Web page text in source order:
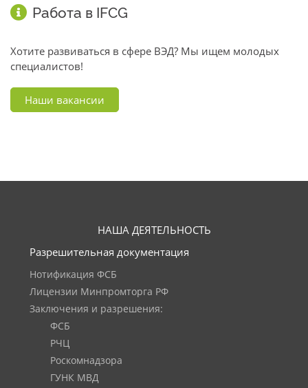
Работа в IFCG
Хотите развиваться в сфере ВЭД? Мы ищем молодых
специалистов!
Наши вакансии
НАША ДЕЯТЕЛЬНОСТЬ
Разрешительная документация
Нотификация ФСБ
Лицензии Минпромторга РФ
Заключения и разрешения:
ФСБ
РЧЦ
Роскомнадзора
ГУНК МВД